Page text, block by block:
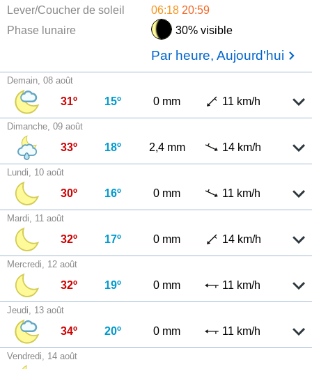
Lever/Coucher de soleil
06:18 20:59
Phase lunaire
30% visible
Par heure, Aujourd'hui
Demain, 08 août
31º 15º 0 mm 11 km/h
Dimanche, 09 août
33º 18º 2,4 mm 14 km/h
Lundi, 10 août
30º 16º 0 mm 11 km/h
Mardi, 11 août
32º 17º 0 mm 14 km/h
Mercredi, 12 août
32º 19º 0 mm 11 km/h
Jeudi, 13 août
34º 20º 0 mm 11 km/h
Vendredi, 14 août